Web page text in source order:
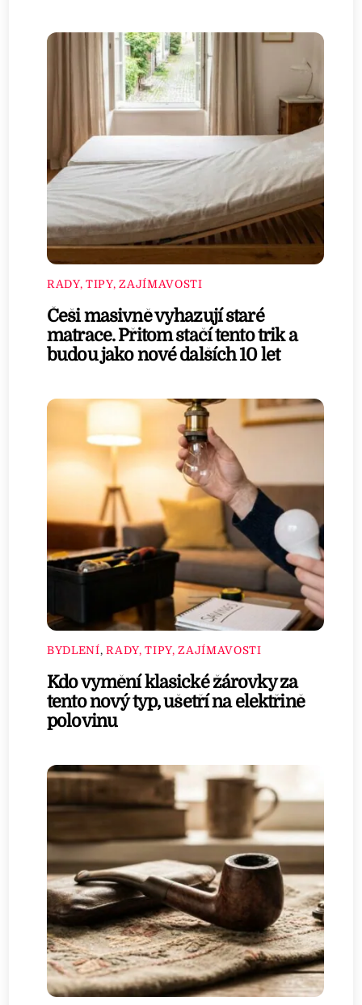
RADY, TIPY, ZAJÍMAVOSTI
Češi masivně vyhazují staré
matrace. Přitom stačí tento trik a
budou jako nové dalších 10 let
BYDLENÍ,RADY, TIPY, ZAJÍMAVOSTI
Kdo vymění klasické žárovky za
tento nový typ, ušetří na elektřině
polovinu